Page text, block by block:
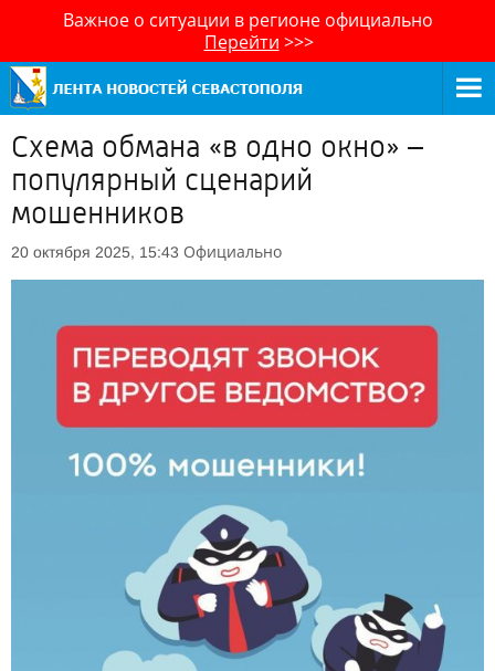
Важное о ситуации в регионе официально
Перейти >>>
Схема обмана «в одно окно» –
популярный сценарий
мошенников
20 октября 2025, 15:43 Официально